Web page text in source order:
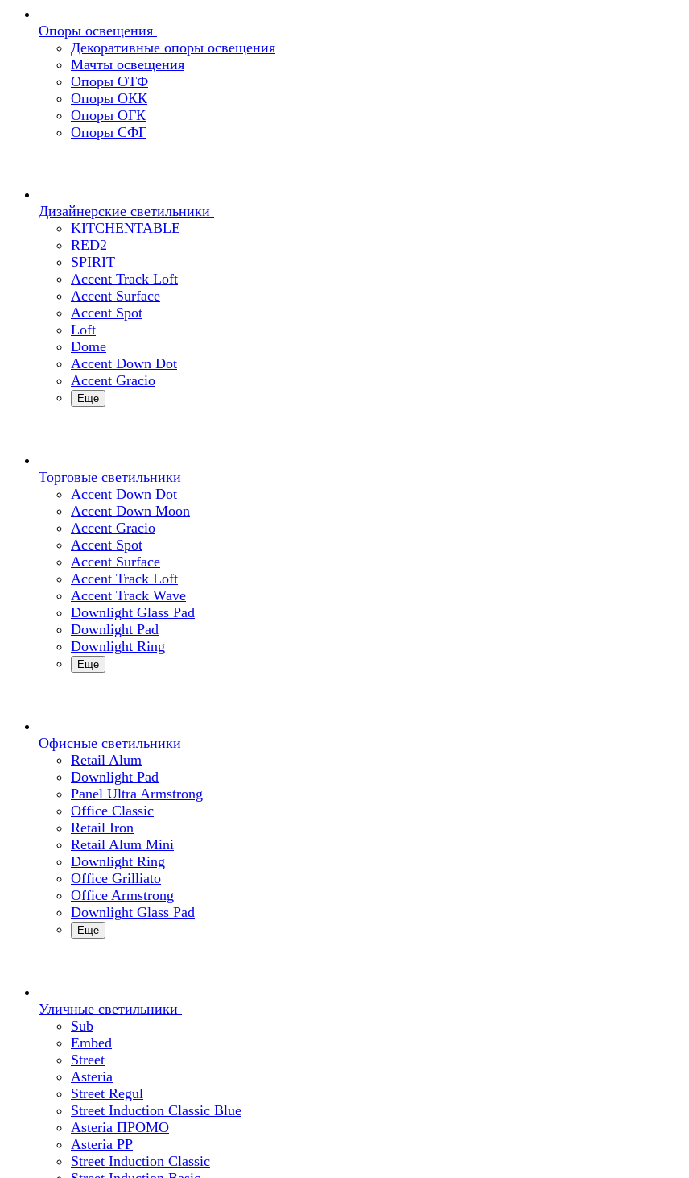
Опоры освещения
Декоративные опоры освещения
Мачты освещения
Опоры ОТФ
Опоры ОКК
Опоры ОГК
Опоры СФГ
Дизайнерские светильники
KITCHENTABLE
RED2
SPIRIT
Accent Track Loft
Accent Surface
Accent Spot
Loft
Dome
Accent Down Dot
Accent Gracio
Еще
Торговые светильники
Accent Down Dot
Accent Down Moon
Accent Gracio
Accent Spot
Accent Surface
Accent Track Loft
Accent Track Wave
Downlight Glass Pad
Downlight Pad
Downlight Ring
Еще
Офисные светильники
Retail Alum
Downlight Pad
Panel Ultra Armstrong
Office Classic
Retail Iron
Retail Alum Mini
Downlight Ring
Office Grilliato
Office Armstrong
Downlight Glass Pad
Еще
Уличные светильники
Sub
Embed
Street
Asteria
Street Regul
Street Induction Classic Blue
Asteria ПРОМО
Asteria PP
Street Induction Classic